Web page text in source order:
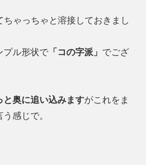
ちゃっちゃと溶接しておきまし
プル形状で「コの字派」 でござ
と奥に追い込みますがこれをま
感じで。